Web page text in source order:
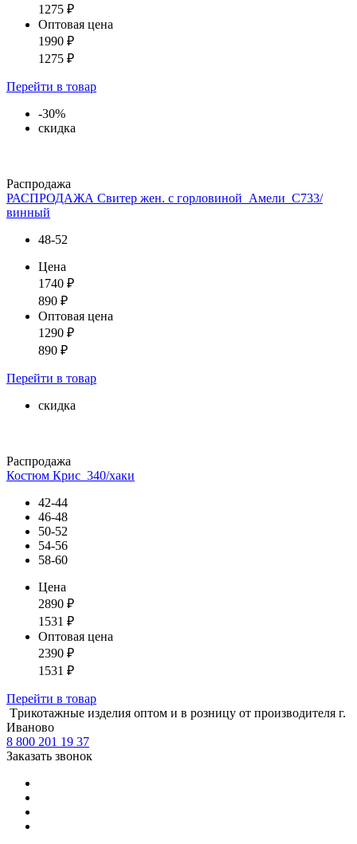
1275 ₽
Оптовая цена
1990 ₽
1275 ₽
Перейти в товар
-30%
скидка
Распродажа
РАСПРОДАЖА Свитер жен. с горловиной_Амели_С733/
винный
48-52
Цена
1740 ₽
890 ₽
Оптовая цена
1290 ₽
890 ₽
Перейти в товар
скидка
Распродажа
Костюм Крис_340/хаки
42-44
46-48
50-52
54-56
58-60
Цена
2890 ₽
1531 ₽
Оптовая цена
2390 ₽
1531 ₽
Перейти в товар
Tрикотажные изделия оптом и в розницу от производителя г.
Иваново
8 800 201 19 37
Заказать звонок